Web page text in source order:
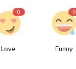
0
Love
0
Funny